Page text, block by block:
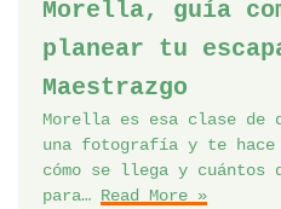
Morella, guía
planear tu
Maestrazgo
Morella es esa clase de
una fotografía y te hace
cómo se llega y cuántos
para… Read More »